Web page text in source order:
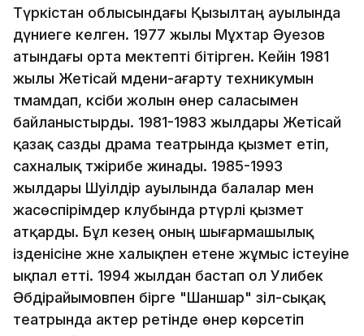
Түркістан облысындағы Қызылтаң ауылында
дүниеге келген. 1977 жылы Мұхтар Әуезов
атындағы орта мектепті бітірген. Кейін 1981
жылы Жетісай мәдени-ағарту техникумын
тәмамдап, кәсіби жолын өнер саласымен
байланыстырды. 1981-1983 жылдары Жетісай
қазақ сазды драма театрында қызмет етіп,
сахналық тәжірибе жинады. 1985-1993
жылдары Шәуілдір ауылында балалар мен
жасөспірімдер клубында әртүрлі қызмет
атқарды. Бұл кезең оның шығармашылық
ізденісіне және халықпен етене жұмыс істеуіне
ықпал етті. 1994 жылдан бастап ол Уәлибек
Әбдірайымовпен бірге "Шаншар" әзіл-сықақ
театрында актер ретінде өнер көрсетіп